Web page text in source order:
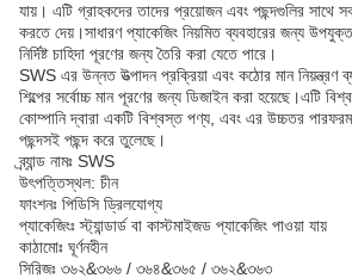
যায়। এটি গ্রাহকদের তাদের প্রয়োজন এবং পছন্দগুলির সাথে
করতে দেয়।সাধারণ প্যাকেজিং নিয়মিত ব্যবহারের জন্য
নির্দিষ্ট চাহিদা পূরণের জন্য তৈরি করা যেতে পারে।
SWS এর উন্নত উত্পাদন প্রক্রিয়া এবং কঠোর মান নিয়ন্ত্রণ
শিল্পের সর্বোচ্চ মান পূরণের জন্য ডিজাইন করা হয়েছে।এটি
কোম্পানি দ্বারা একটি বিশ্বস্ত পণ্য, এবং এর উচ্চতর
পছন্দসই পছন্দ করে তুলেছে।
ব্র্যান্ড নামঃ SWS
উৎপত্তিস্থল: চীন
ফাংশনঃ পিডিসি ড্রিলযোগ্য
প্যাকেজিংঃ স্ট্যান্ডার্ড বা কাস্টমাইজড প্যাকেজিং পাওয়া যায়
কাঠামোঃ ঘূর্ণনহীন
সিরিজঃ ৩৬২&৩৬৬ / ৩৬৪&৩৬৫ / ৩৬২&৩৬৩